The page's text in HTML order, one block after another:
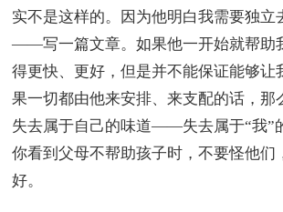
实不是这样的。因为他明白我需要独立
——写一篇文章。如果他一开始就帮助
得更快、更好，但是并不能保证能够让
果一切都由他来安排、来支配的话，那
失去属于自己的味道——失去属于“我”
你看到父母不帮助孩子时，不要怪他们
好。